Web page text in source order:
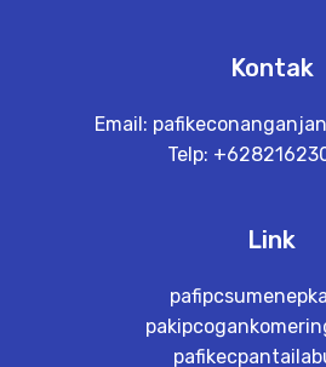
Kontak
Email:
Telp:
Link